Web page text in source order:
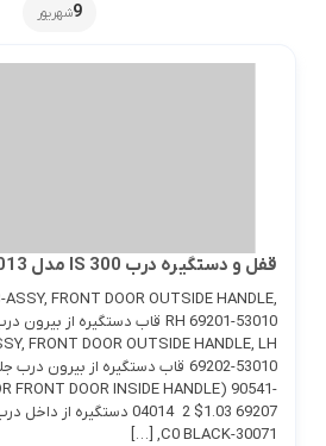
9شهریور
قفل و دستگیره درب IS 300 مدل 2013 کروک
FRONT DOOR OUTSIDE HANDLE,
FRONT DOOR OUTSIDE HANDLE, LH
FRONT DOOR INSIDE HANDLE) 90541-
30071-C0 BLACK, […]